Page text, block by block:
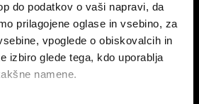
do podatkov o vaši napravi, da
prilagojene oglase in vsebino, za
vpoglede o obiskovalcih in
izbiro glede tega, kdo uporablja
namene.
za največji športni
vseh športov
nogometu čez lužo je podrlo rekorde